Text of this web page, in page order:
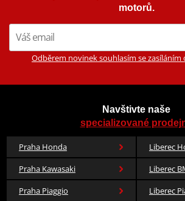
motorů.
Odběrem novinek souhlasím se zasíláním
Navštivte naše
specializované
Praha Honda
Liberec
Praha Kawasaki
Liberec
Praha Piaggio
Liberec